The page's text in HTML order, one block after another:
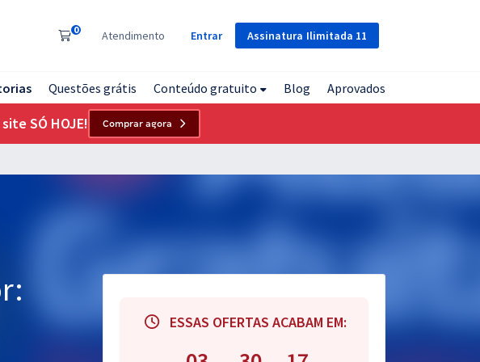
Assinatura Ilimitada 11
0 Atendimento Entrar
Questões grátis Conteúdo gratuito Blog Aprovados
SÓ HOJE! Comprar agora
ESSAS OFERTAS ACABAM EM: